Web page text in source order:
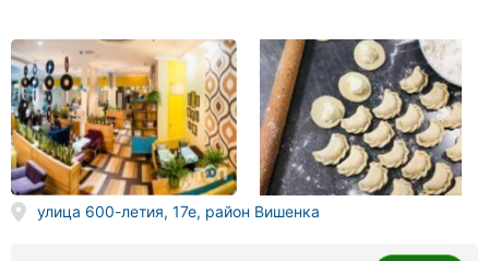
улица 600-летия, 17е, район Вишенка